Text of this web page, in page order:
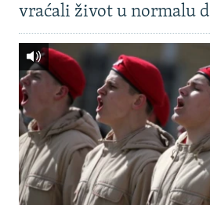
vraćali život u normalu